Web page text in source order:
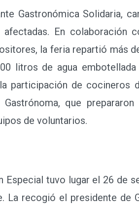
Gastronómica Solidaria,
En colaboración
la feria repartió más
litros de agua
participación de cocineros
que
de voluntarios.
tuvo lugar el 26 de
La recogió el presidente de